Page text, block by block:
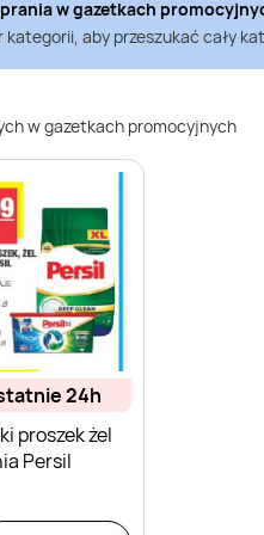
w gazetkach
aby przeszukać cały
w gazetkach promocyjnych
24h
proszek żel
Persil